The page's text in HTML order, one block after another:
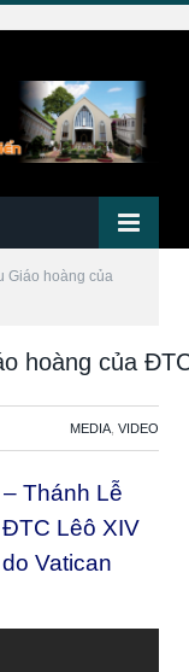
Giáo hoàng của
hoàng của
MEDIA VIDEO
Thánh Lễ
Lêô XIV
Vatican